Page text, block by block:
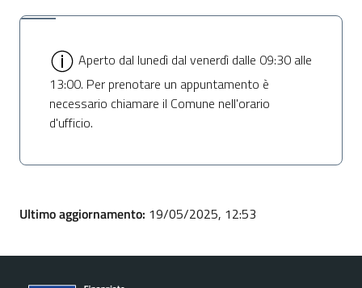
Aperto dal lunedì dal venerdì dalle 09:30 alle
13:00. Per prenotare un appuntamento è
necessario chiamare il Comune nell'orario
d'ufficio.
Ultimo aggiornamento: 19/05/2025, 12:53